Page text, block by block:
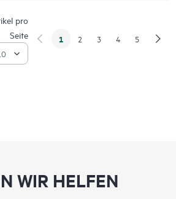
pro
Seite
1 2 3 4 5
WIR HELFEN